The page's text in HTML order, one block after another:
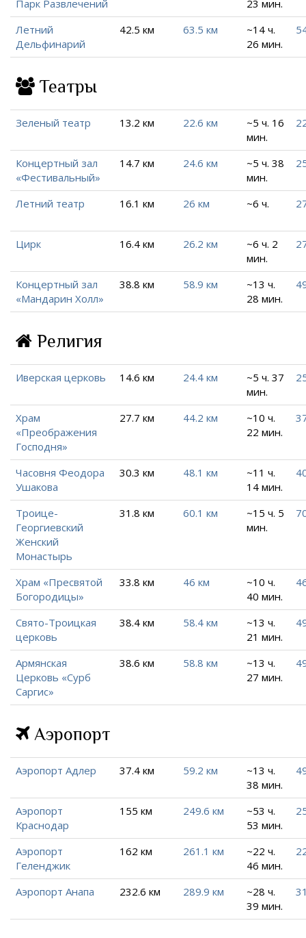
Парк Развлечений
23 мин.
Летний
Дельфинарий
42.5 км 63.5 км
~14 ч.
26 мин.
Театры
Зеленый театр 13.2 км 22.6 км
~5 ч. 16
мин.
Концертный зал
«Фестивальный»
14.7 км 24.6 км
~5 ч. 38
мин.
Летний театр 16.1 км 26 км ~6 ч.
Цирк 16.4 км 26.2 км
~6 ч. 2
мин.
Концертный зал
«Мандарин Холл»
38.8 км 58.9 км
~13 ч.
28 мин.
Религия
Иверская церковь 14.6 км 24.4 км
~5 ч. 37
мин.
Храм
«Преображения
Господня»
27.7 км 44.2 км
~10 ч.
22 мин.
Часовня Феодора
Ушакова
30.3 км 48.1 км
~11 ч.
14 мин.
Троице-
Георгиевский
Женский
Монастырь
31.8 км 60.1 км
~15 ч. 5
мин.
Храм «Пресвятой
Богородицы»
33.8 км 46 км
~10 ч.
40 мин.
Свято-Троицкая
церковь
38.4 км 58.4 км
~13 ч.
21 мин.
Армянская
Церковь «Сурб
Саргис»
38.6 км 58.8 км
~13 ч.
27 мин.
Аэропорт
Аэропорт Адлер 37.4 км 59.2 км
~13 ч.
38 мин.
Аэропорт
Краснодар
155 км 249.6 км
~53 ч.
53 мин.
Аэропорт
Геленджик
162 км 261.1 км
~22 ч.
46 мин.
Аэропорт Анапа 232.6 км 289.9 км
~28 ч.
39 мин.